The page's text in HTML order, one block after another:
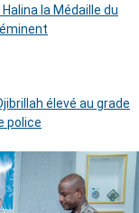
la Médaille du
élevé au grade
police